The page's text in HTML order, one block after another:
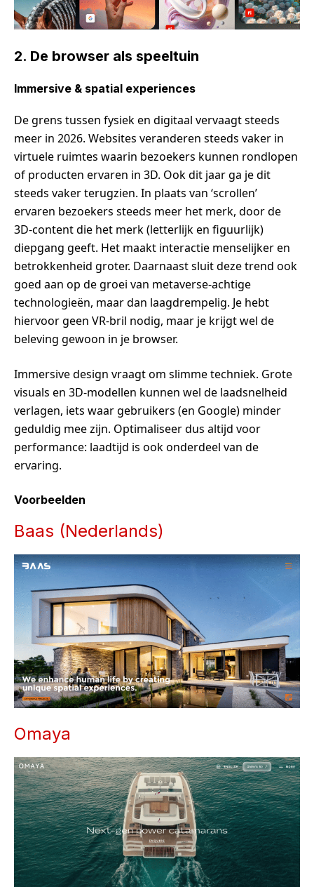
2. De browser als speeltuin
Immersive & spatial experiences
De grens tussen fysiek en digitaal vervaagt steeds
meer in 2026. Websites veranderen steeds vaker in
virtuele ruimtes waarin bezoekers kunnen rondlopen
of producten ervaren in 3D. Ook dit jaar ga je dit
steeds vaker terugzien. In plaats van ‘scrollen’
ervaren bezoekers steeds meer het merk, door de
3D-content die het merk (letterlijk en figuurlijk)
diepgang geeft. Het maakt interactie menselijker en
betrokkenheid groter. Daarnaast sluit deze trend ook
goed aan op de groei van metaverse-achtige
technologieën, maar dan laagdrempelig. Je hebt
hiervoor geen VR-bril nodig, maar je krijgt wel de
beleving gewoon in je browser.
Immersive design vraagt om slimme techniek. Grote
visuals en 3D-modellen kunnen wel de laadsnelheid
verlagen, iets waar gebruikers (en Google) minder
geduldig mee zijn. Optimaliseer dus altijd voor
performance: laadtijd is ook onderdeel van de
ervaring.
Voorbeelden
Baas (Nederlands)
Omaya